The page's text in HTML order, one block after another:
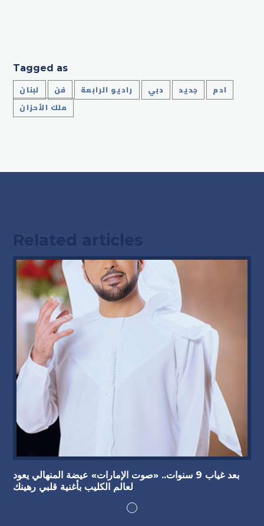
Tagged as
ادم جديد دبي راديو الرابعة فن
لبنان
ملك الأحزان
Related articles
بعد غياب 9 سنوات.. «صوت الإمارات» عيضة المنهالي يعود
لعالم الكليب بأغنية قلبي رهينك